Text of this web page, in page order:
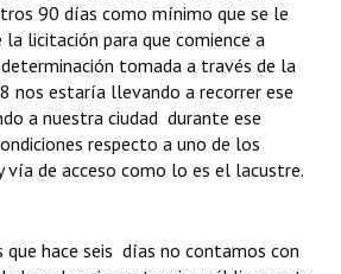
90 días como mínimo que se le
la licitación para que comience a
tomada a través de la
nos estaría llevando a recorrer ese
a nuestra ciudad durante ese
respecto a uno de los
vía de acceso como lo es el lacustre.
que hace seis días no contamos con